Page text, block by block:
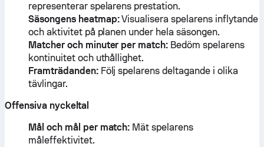
representerar spelarens prestation.
Säsongens heatmap:Visualisera spelarens inflytande
och aktivitet på planen under hela säsongen.
Matcher och minuter per match: Bedöm spelarens
kontinuitet och uthållighet.
Framträdanden:Följ spelarens deltagande i olika
tävlingar.
Offensiva nyckeltal
Mål och mål per match: Mät spelarens
måleffektivitet.